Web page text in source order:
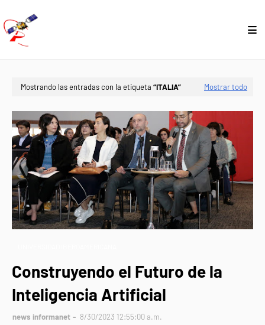
Mostrando las entradas con la etiqueta ITALIA Mostrar todo
Construyendo el Futuro de la
Inteligencia Artificial
news informanet
8/30/2023 12:55:00 a.m.